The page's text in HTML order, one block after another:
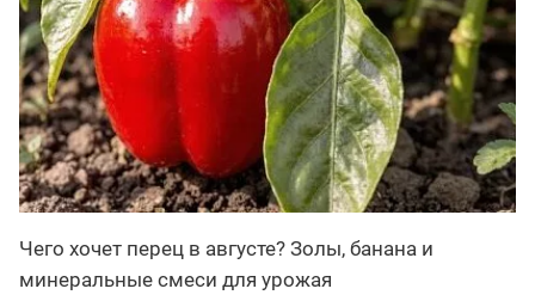
Чего хочет перец в августе? Золы, банана и
минеральные смеси для урожая